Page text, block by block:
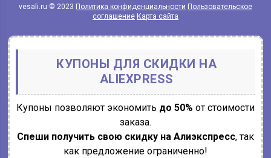
vesali.ru © 2023 Политика конфиденциальности Пользовательское
соглашение Карта сайта
КУПОНЫ ДЛЯ СКИДКИ НА
ALIEXPRESS
Купоны позволяют экономить до 50% от стоимости
заказа.
Спеши получить свою скидку на Алиэкспресс, так
как предложение ограниченно!